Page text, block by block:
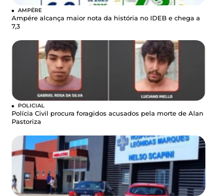
AMPÉRE
Ampére alcança maior nota da história no IDEB e chega a
7,3
POLICIAL
Polícia Civil procura foragidos acusados pela morte de Alan
Pastoriza